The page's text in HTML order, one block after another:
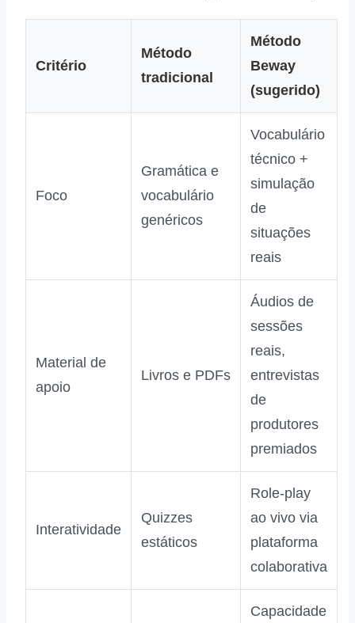
Critério
Método
tradicional
Método
Beway
(sugerido)
Foco
Gramática e
vocabulário
genéricos
Vocabulário
técnico +
simulação
de
situações
reais
Material de
apoio
Livros e PDFs
Áudios de
sessões
reais,
entrevistas
de
produtores
premiados
Interatividade
Quizzes
estáticos
Role‑play
ao vivo via
plataforma
colaborativa
Capacidade